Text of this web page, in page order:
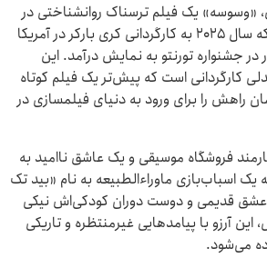
«وسوسه» یک فیلم ترسناک روانشناختی در
ژانر ماوراءالطبیعه است که سال ۲۰۲۵ به کارگردانی کری بارکر در آمریکا
جشنواره تورنتو به نمایش درآمد. این
کارگردانی است که پیش‌تر یک فیلم کوتاه
راهش را برای ورود به دنیای فیلمسازی در
فروشگاه موسیقی و یک عاشق ناامید به
یک اسباب‌بازی ماوراءالطبیعه به نام «بید تک
عشق قدیمی و دوست دوران کودکی‌اش نیکی
آرزو با پیامدهایی غیرمنتظره و تاریکی
می‌شود.